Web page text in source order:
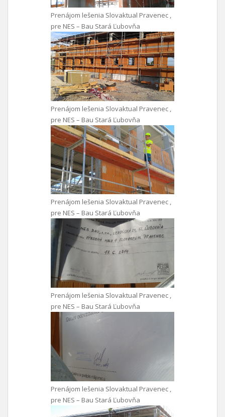
Prenájom lešenia Slovaktual Pravenec ,
pre NES – Bau Stará Ľubovňa
Prenájom lešenia Slovaktual Pravenec ,
pre NES – Bau Stará Ľubovňa
Prenájom lešenia Slovaktual Pravenec ,
pre NES – Bau Stará Ľubovňa
Prenájom lešenia Slovaktual Pravenec ,
pre NES – Bau Stará Ľubovňa
Prenájom lešenia Slovaktual Pravenec ,
pre NES – Bau Stará Ľubovňa